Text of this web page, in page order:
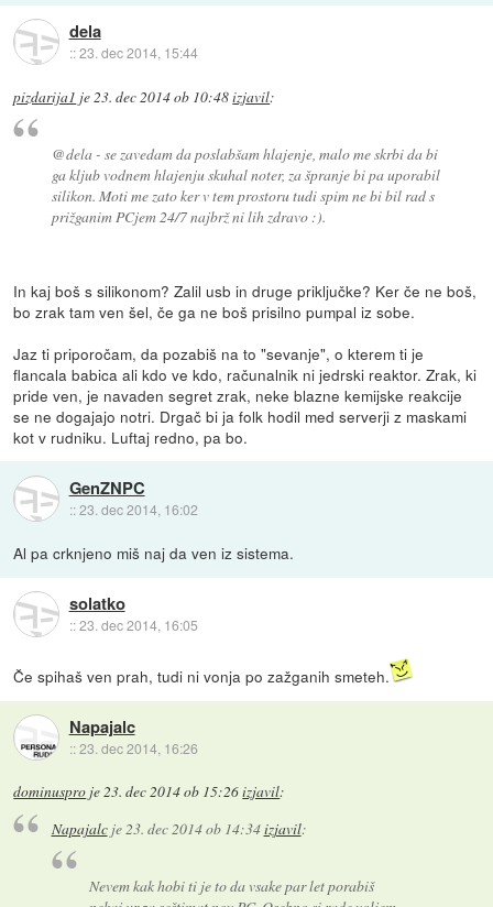
dela
::23. dec 2014, 15:44
pizdarija1 je23. dec 2014 ob 10:48izjavil:
@dela - se zavedam da poslabšam hlajenje, malo me skrbi da bi
ga kljub vodnem hlajenju skuhal noter, za špranje bi pa uporabil
silikon. Moti me zato ker v tem prostoru tudi spim ne bi bil rad s
prižganim PCjem 24/7 najbrž ni lih zdravo :).
In kaj boš s silikonom? Zalil usb in druge priključke? Ker če ne boš,
bo zrak tam ven šel, če ga ne boš prisilno pumpal iz sobe.
Jaz ti priporočam, da pozabiš na to "sevanje", o kterem ti je
flancala babica ali kdo ve kdo, računalnik ni jedrski reaktor. Zrak, ki
pride ven, je navaden segret zrak, neke blazne kemijske reakcije
se ne dogajajo notri. Drgač bi ja folk hodil med serverji z maskami
kot v rudniku. Luftaj redno, pa bo.
GenZNPC
::23. dec 2014, 16:02
Al pa crknjeno miš naj da ven iz sistema.
solatko
::23. dec 2014, 16:05
Če spihaš ven prah, tudi ni vonja po zažganih smeteh.
Napajalc
::23. dec 2014, 16:26
dominuspro je23. dec 2014 ob 15:26izjavil:
Napajalcje23. dec 2014 ob 14:34izjavil:
Nevem kak hobi ti je to da vsake par let porabiš